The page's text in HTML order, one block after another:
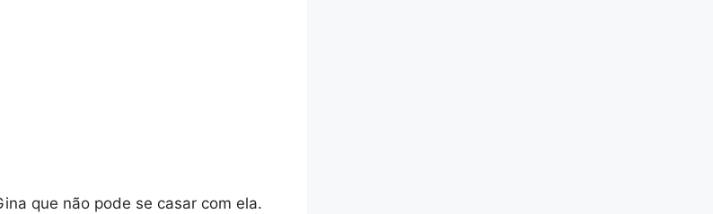
que não pode se casar com ela.